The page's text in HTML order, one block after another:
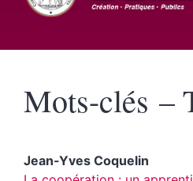
Mots-clés –
Jean-Yves Coquelin